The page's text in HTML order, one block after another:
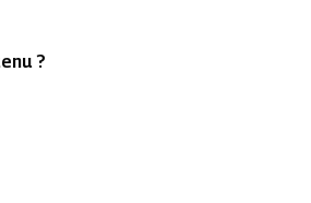
?